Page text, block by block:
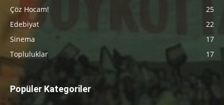
Çöz Hocam!
25
Edebiyat
22
Sinema
17
Topluluklar
17
Popüler Kategoriler